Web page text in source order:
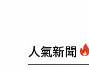
人氣新聞